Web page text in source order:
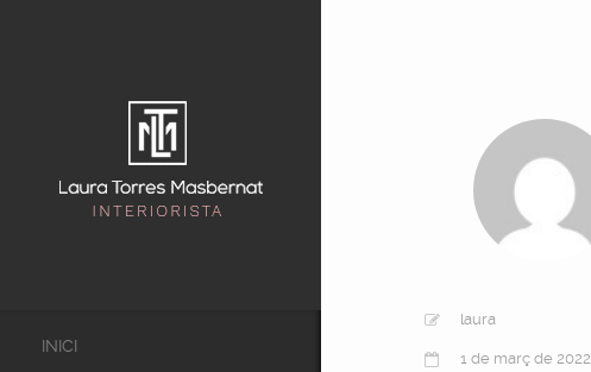
INICI
laura
1 de març de 2022